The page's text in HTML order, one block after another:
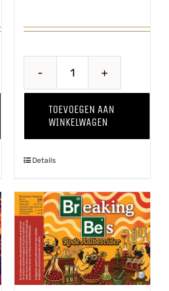
aantal
TOEVOEGEN AAN
WINKELWAGEN
Details